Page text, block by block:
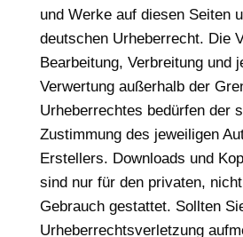
und Werke auf diesen Seiten
deutschen Urheberrecht. Die
Bearbeitung, Verbreitung und
Verwertung außerhalb der
Urheberrechtes bedürfen der
Zustimmung des jeweiligen
Erstellers. Downloads und
sind nur für den privaten,
Gebrauch gestattet. Sollten
Urheberrechtsverletzung